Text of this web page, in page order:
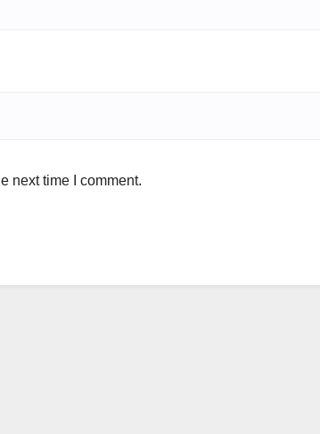
next time I comment.